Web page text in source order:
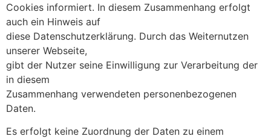
Cookies informiert. In diesem Zusammenhang erfolgt
auch ein Hinweis auf
diese Datenschutzerklärung. Durch das Weiternutzen
unserer Webseite,
gibt der Nutzer seine Einwilligung zur Verarbeitung der
in diesem
Zusammenhang verwendeten personenbezogenen
Daten.
Es erfolgt keine Zuordnung der Daten zu einem